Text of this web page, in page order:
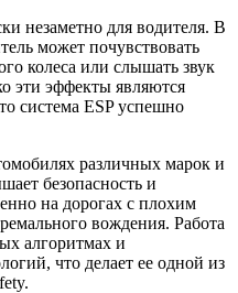
незаметно для водителя. В
может почувствовать
колеса или слышать звук
эти эффекты являются
система ESP успешно
различных марок и
безопасность и
на дорогах с плохим
вождения. Работа
алгоритмах и
что делает ее одной из